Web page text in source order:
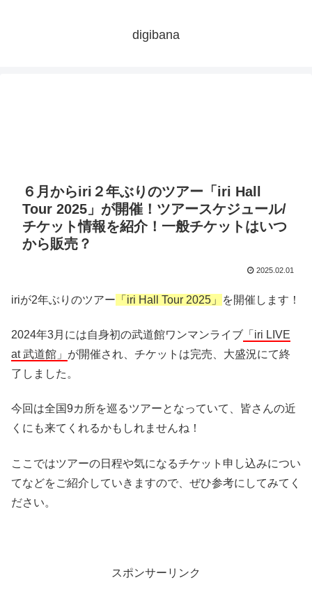
digibana
６月からiri２年ぶりのツアー「iri Hall
Tour 2025」が開催！ツアースケジュール/
チケット情報を紹介！一般チケットはいつ
から販売？
2025.02.01
iriが2年ぶりのツアー 「iri Hall Tour 2025」 を開催します！
2024年3月には自身初の武道館ワンマンライブ 「iri LIVE
at 武道館」 が開催され、チケットは完売、大盛況にて終
了しました。
今回は全国9カ所を巡るツアーとなっていて、皆さんの近
くにも来てくれるかもしれませんね！
ここではツアーの日程や気になるチケット申し込みについ
てなどをご紹介していきますので、ぜひ参考にしてみてく
ださい。
スポンサーリンク